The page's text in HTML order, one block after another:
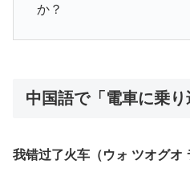
か？
中国語で「電車に乗り
我错过了火车（ウォ ツオグオ